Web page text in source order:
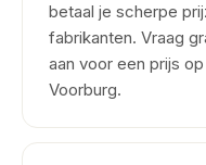
betaal je scherpe
fabrikanten. Vraag
aan voor een prijs
Voorburg.